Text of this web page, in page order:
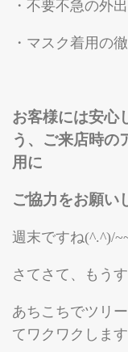
・不要不急の外
・マスク着用の
お客様には安心
う、ご来店時の
用に
ご協力をお願い
週末ですね(^.^)/
さてさて、もう
あちこちでツリ
てワクワクしま